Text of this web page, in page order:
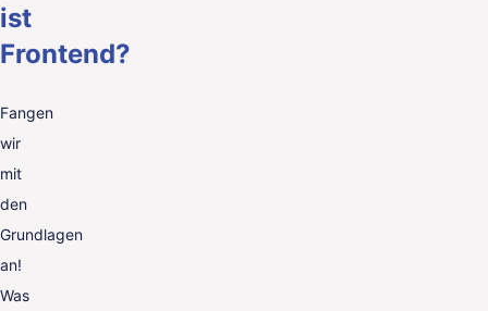
ist
Frontend?
Fangen
wir
mit
den
Grundlagen
an!
Was